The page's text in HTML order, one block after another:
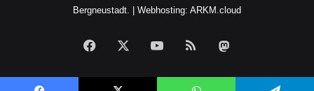
Bergneustadt. | Webhosting: ARKM.cloud
Facebook YouTubeRSS